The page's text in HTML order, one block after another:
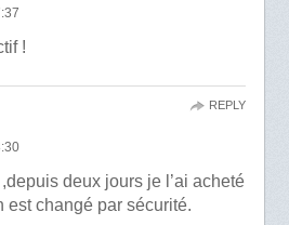
!
deux jours je l’ai acheté
est changé par sécurité.
REPLY